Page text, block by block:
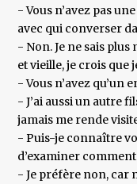
- Vous n’avez pas
avec qui converser
- Non. Je ne sais
et vieille, je crois que
- Vous n’avez qu’un
- J’ai aussi un autre
jamais me rende
- Puis-je connaître
d’examiner
- Je préfère non, car